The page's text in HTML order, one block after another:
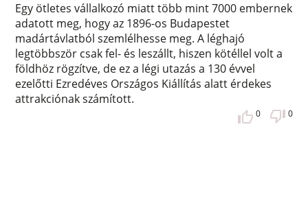
Egy ötletes vállalkozó miatt több mint 7000 embernek
adatott meg, hogy az 1896-os Budapestet
madártávlatból szemlélhesse meg. A léghajó
legtöbbször csak fel- és leszállt, hiszen kötéllel volt a
földhöz rögzítve, de ez a légi utazás a 130 évvel
ezelőtti Ezredéves Országos Kiállítás alatt érdekes
attrakciónak számított.
0 0